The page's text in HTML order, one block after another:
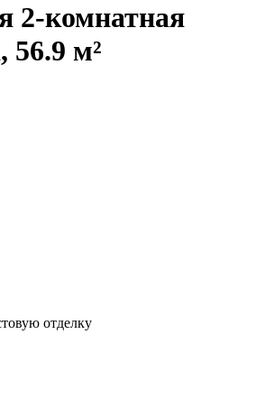
2-комнатная
56.9 м²
отделку